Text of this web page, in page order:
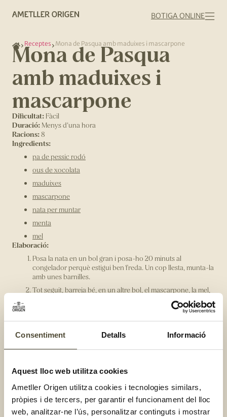
Consentiment Detalls Informació
Aquest lloc web utilitza cookies
Ametller Origen utilitza cookies i tecnologies similars,
pròpies i de tercers, per garantir el funcionament del lloc
web, analitzar-ne l’ús, personalitzar continguts i mostrar
BOTIGA ONLINE
Receptes Mona de Pasqua amb maduixes i mascarpone
Mona de Pasqua
amb maduixes i
mascarpone
Dificultat: Fàcil
Duració: Menys d'una hora
Racions:8
Ingredients:
pa de pessic rodó
ous de xocolata
maduixes
mascarpone
nata per muntar
menta
mel
Elaboració:
Posa la nata en un bol gran i posa-ho 20 minuts al
congelador perquè estigui ben freda. Un cop llesta, munta-la
amb unes barnilles.
Tot seguit, barreja bé, en un altre bol, el mascarpone, la mel,
la ratlladura de llimona i la menta picada ben petita.
A continuació, afegeix una cullerada de nata muntada dins la
barreja de mascarpone i incorpora-la amb cura. Ves afegint
la nata de mica en mica fina a acabar-la. Un cop llest, reserva
la nata en fred.
Per altra banda, obre el pa de pessic per a la meitat i posa 3/4
pessic i afegeix la resta per sobre.
Per acabar, neteja i talla les maduixes a làmines i col·loca-les
sobre la base de pastís. Afegeix uns ous de pasqua per
decorar.
Compartir: